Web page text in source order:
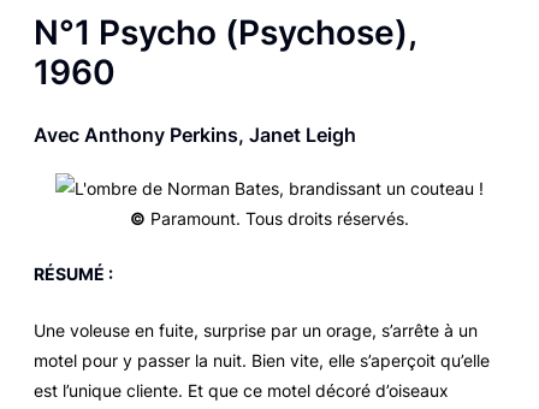
N°1 Psycho (Psychose),
1960
Avec Anthony Perkins, Janet Leigh
© Paramount. Tous droits réservés.
RÉSUMÉ :
Une voleuse en fuite, surprise par un orage, s’arrête à un
motel pour y passer la nuit. Bien vite, elle s’aperçoit qu’elle
est l’unique cliente. Et que ce motel décoré d’oiseaux